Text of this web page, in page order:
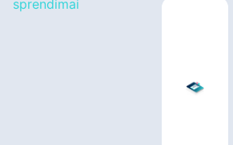
sprendimai